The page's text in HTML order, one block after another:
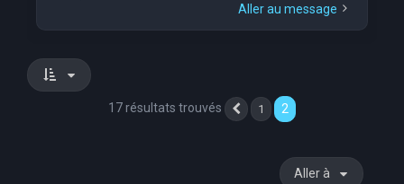
Aller au message
17 résultats trouvés Précédente
1 2
Aller à